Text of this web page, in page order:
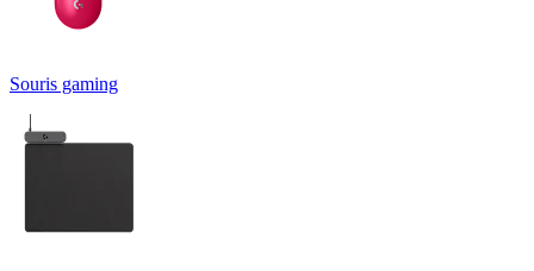
Souris gaming